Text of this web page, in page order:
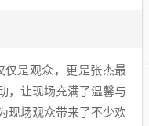
仅是观众，更是张杰最
，让现场充满了温馨与
现场观众带来了不少欢